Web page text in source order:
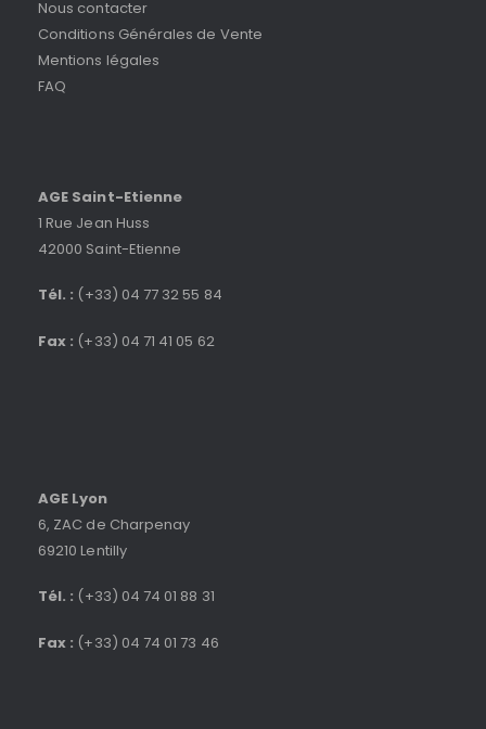
Nous contacter
Conditions Générales de Vente
Mentions légales
FAQ
AGE Saint-Etienne
1 Rue Jean Huss
42000 Saint-Etienne
Tél. : (+33) 04 77 32 55 84
Fax : (+33) 04 71 41 05 62
AGE Lyon
6, ZAC de Charpenay
69210 Lentilly
Tél. : (+33) 04 74 01 88 31
Fax : (+33) 04 74 01 73 46